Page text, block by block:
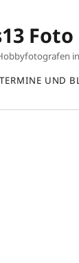
TERMINE UND